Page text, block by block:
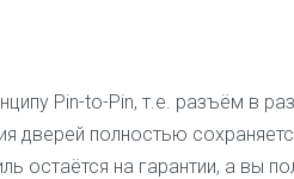
Pin-to-Pin, т.е. разъём в
дверей полностью
остаётся на гарантии, а вы